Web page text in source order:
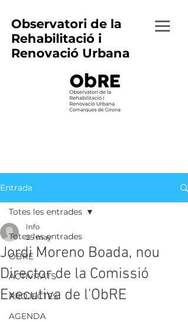
Observatori de la
Rehabilitació i
Renovació Urbana
Entrada
Totes les entrades
OBRE
ACTIVITATS
PROJECTES
AGENDA
Totes les entrades
Jordi Moreno Boada, nou
Director de la Comissió
Executiva de l'ObRE
Info
25 may